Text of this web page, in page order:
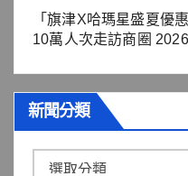
「旗津X哈瑪星盛夏優
10萬人次走訪商圈
新聞分類